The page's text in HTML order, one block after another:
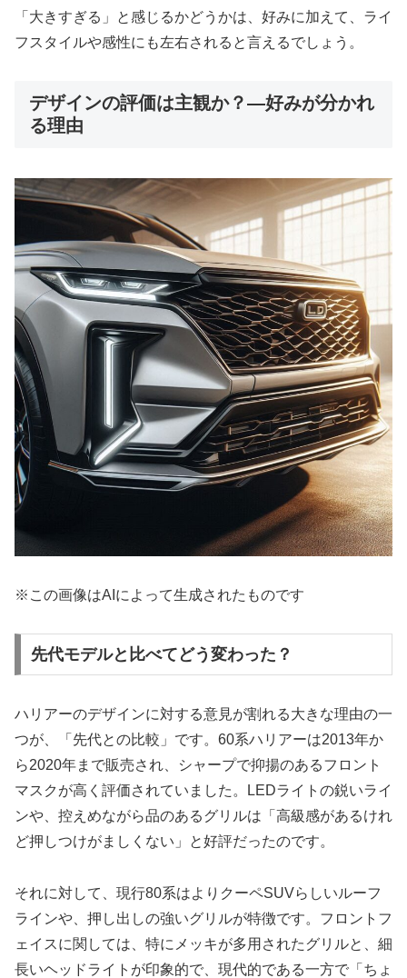
「大きすぎる」と感じるかどうかは、好みに加えて、ライ
フスタイルや感性にも左右されると言えるでしょう。
デザインの評価は主観か？—好みが分かれ
る理由
※この画像はAIによって生成されたものです
先代モデルと比べてどう変わった？
ハリアーのデザインに対する意見が割れる大きな理由の一
つが、「先代との比較」です。60系ハリアーは2013年か
ら2020年まで販売され、シャープで抑揚のあるフロント
マスクが高く評価されていました。LEDライトの鋭いライ
ンや、控えめながら品のあるグリルは「高級感があるけれ
ど押しつけがましくない」と好評だったのです。
それに対して、現行80系はよりクーペSUVらしいルーフ
ラインや、押し出しの強いグリルが特徴です。フロントフ
ェイスに関しては、特にメッキが多用されたグリルと、細
長いヘッドライトが印象的で、現代的である一方で「ちょ